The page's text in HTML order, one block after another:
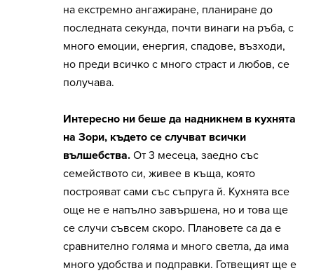
на екстремно ангажиране, планиране до
последната секунда, почти винаги на ръба, с
много емоции, енергия, спадове, възходи,
но преди всичко с много страст и любов, се
получава.
Интересно ни беше да надникнем в кухнята
на Зори, където се случват всички
вълшебства. От 3 месеца, заедно със
семейството си, живее в къща, която
построяват сами със съпруга й. Кухнята все
още не е напълно завършена, но и това ще
се случи съвсем скоро. Плановете са да е
сравнително голяма и много светла, да има
много удобства и подправки. Готвещият ще е